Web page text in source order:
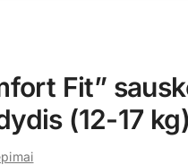
Fit”
(12-17